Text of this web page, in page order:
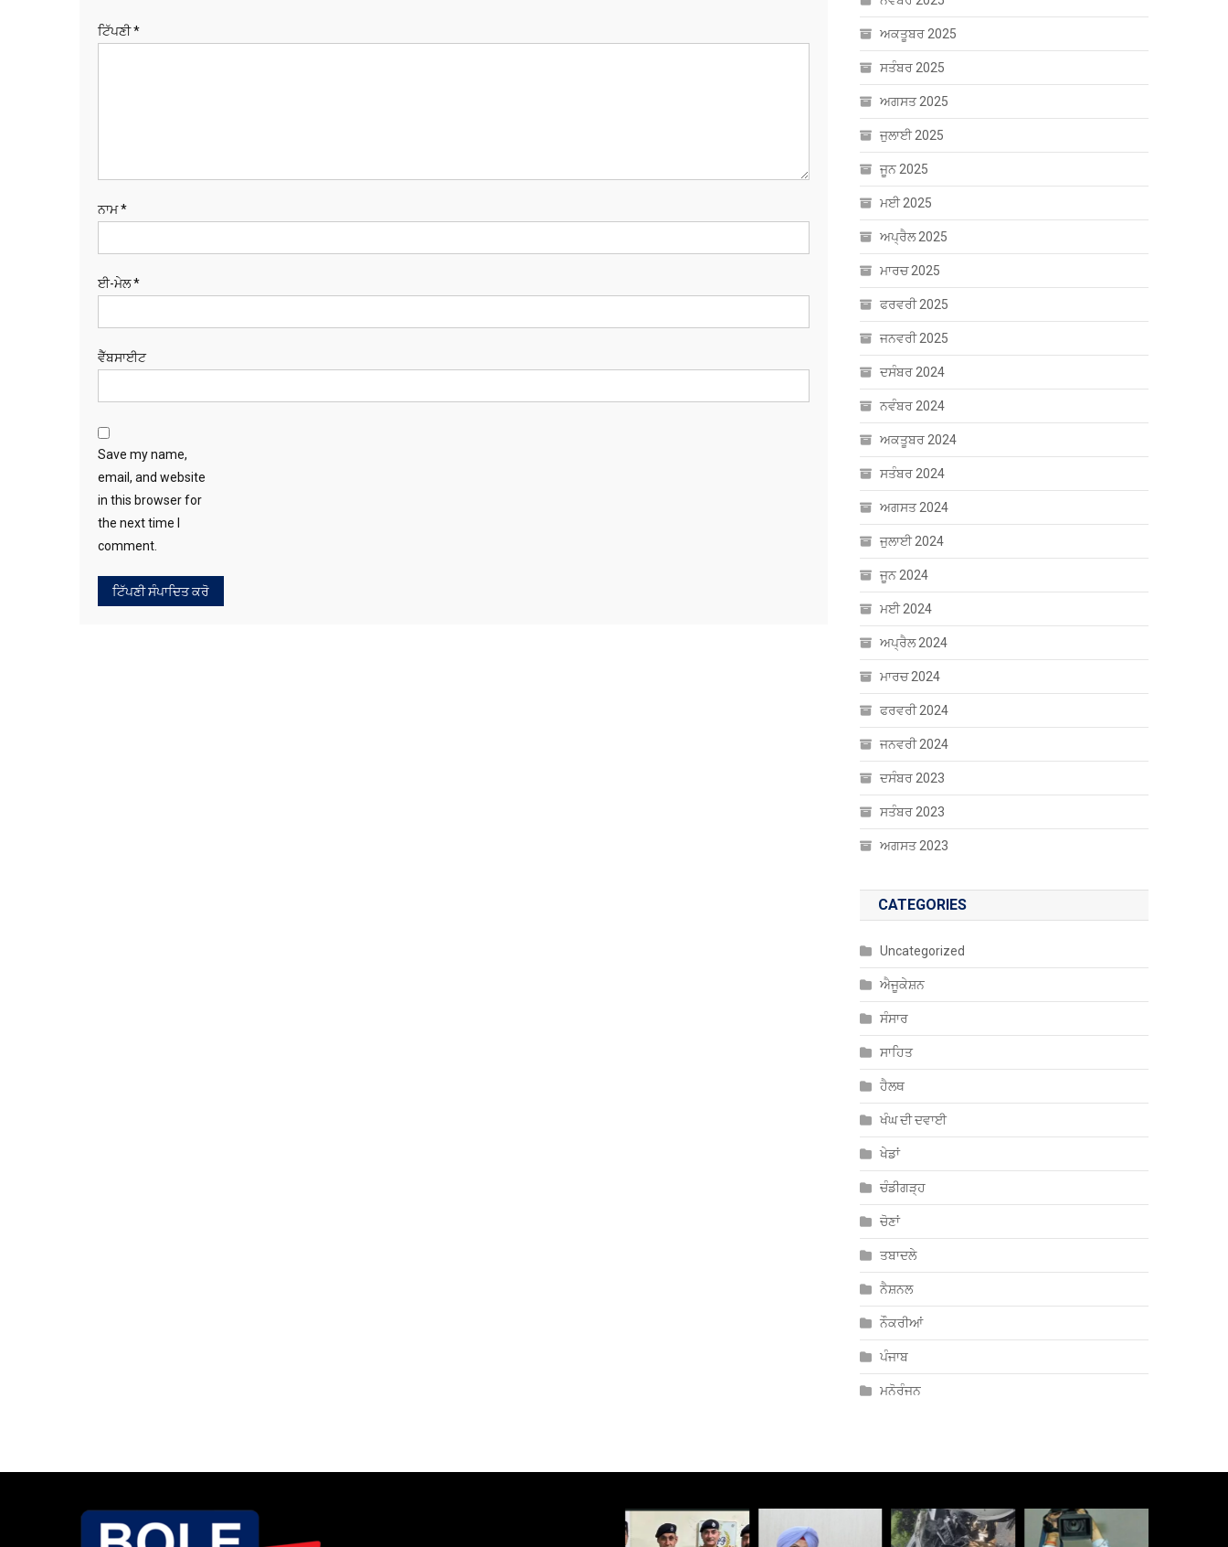
ਟਿੱਪਣੀ*
ਨਾਮ*
ਈ-ਮੇਲ*
ਵੈੱਬਸਾਈਟ
Save my name,
email, and website
in this browser for
the next time I
comment.
ਅਕਤੂਬਰ 2025
ਸਤੰਬਰ 2025
ਅਗਸਤ 2025
ਜੁਲਾਈ 2025
ਜੂਨ 2025
ਮਈ 2025
ਅਪ੍ਰੈਲ 2025
ਮਾਰਚ 2025
ਫਰਵਰੀ 2025
ਜਨਵਰੀ 2025
ਦਸੰਬਰ 2024
ਨਵੰਬਰ 2024
ਅਕਤੂਬਰ 2024
ਸਤੰਬਰ 2024
ਅਗਸਤ 2024
ਜੁਲਾਈ 2024
ਜੂਨ 2024
ਮਈ 2024
ਅਪ੍ਰੈਲ 2024
ਮਾਰਚ 2024
ਫਰਵਰੀ 2024
ਜਨਵਰੀ 2024
ਦਸੰਬਰ 2023
ਸਤੰਬਰ 2023
ਅਗਸਤ 2023
CATEGORIES
Uncategorized
ਐਜੂਕੇਸ਼ਨ
ਸੰਸਾਰ
ਸਾਹਿਤ
ਹੈਲਥ
ਖੰਘ ਦੀ ਦਵਾਈ
ਖੇਡਾਂ
ਚੰਡੀਗੜ੍ਹ
ਚੋਣਾਂ
ਤਬਾਦਲੇ
ਨੈਸ਼ਨਲ
ਨੌਕਰੀਆਂ
ਪੰਜਾਬ
ਮਨੋਰੰਜਨ